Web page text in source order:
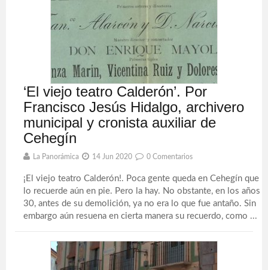
‘El viejo teatro Calderón’. Por
Francisco Jesús Hidalgo, archivero
municipal y cronista auxiliar de
Cehegín
La Panorámica 14 Jun 2020 0 Comentarios
¡El viejo teatro Calderón!. Poca gente queda en Cehegín que
lo recuerde aún en pie. Pero la hay. No obstante, en los años
30, antes de su demolición, ya no era lo que fue antaño. Sin
embargo aún resuena en cierta manera su recuerdo, como ...